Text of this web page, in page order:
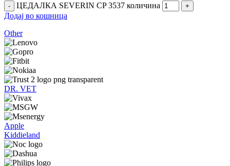
ЦЕДАЛКА SEVERIN CP 3537 количина
Додај во кошница
Other
DR. VET
Apple
Kiddieland